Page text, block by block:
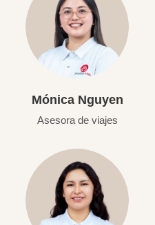
Mónica Nguyen
Asesora de viajes